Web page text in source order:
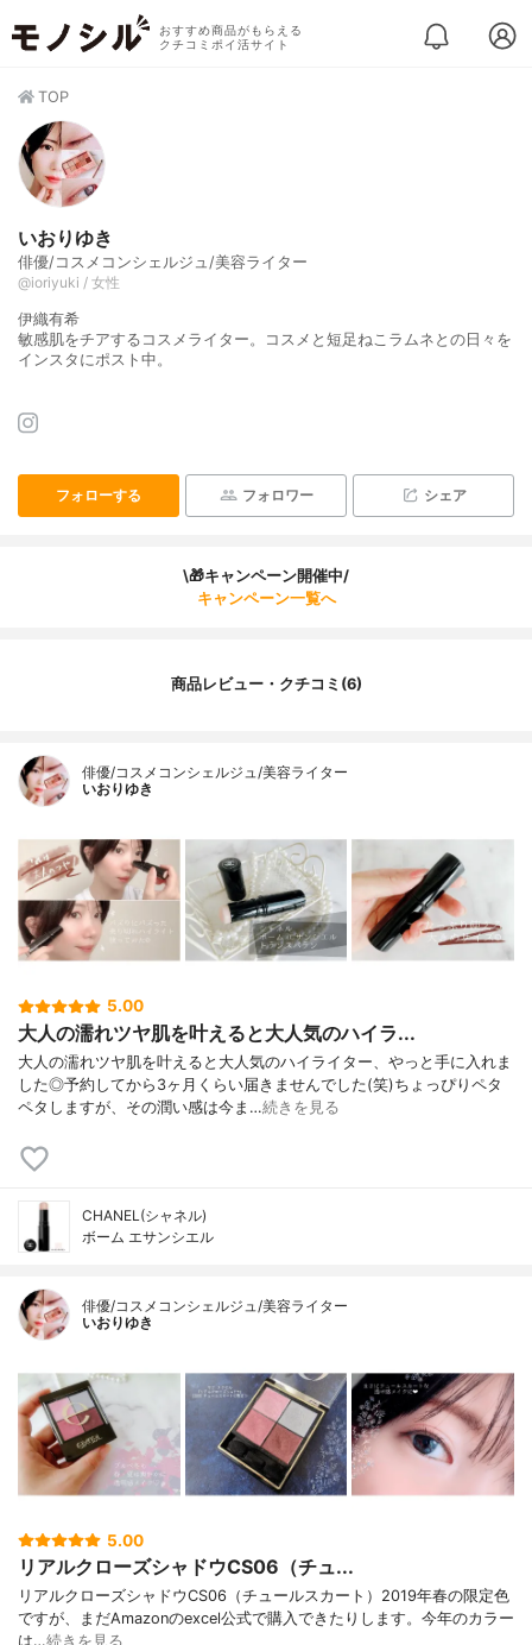
おすすめ商品がもらえる
クチコミポイ活サイト
TOP
いおりゆき
俳優/コスメコンシェルジュ/美容ライター
@ioriyuki / 女性
伊織有希
敏感肌をチアするコスメライター。コスメと短足ねこラムネとの日々を
インスタにポスト中。
フォローする フォロワー シェア
\🎁キャンペーン開催中/
キャンペーン一覧へ
商品レビュー・クチコミ(6)
俳優/コスメコンシェルジュ/美容ライター
いおりゆき
5.00
大人の濡れツヤ肌を叶えると大人気のハイラ...
大人の濡れツヤ肌を叶えると大人気のハイライター、やっと手に入れま
した◎予約してから3ヶ月くらい届きませんでした(笑)ちょっぴりペタ
ペタしますが、その潤い感は今ま…続きを見る
CHANEL(シャネル)
ボーム エサンシエル
俳優/コスメコンシェルジュ/美容ライター
いおりゆき
5.00
リアルクローズシャドウCS06（チュ...
リアルクローズシャドウCS06（チュールスカート）2019年春の限定色
ですが、まだAmazonのexcel公式で購入できたりします。今年のカラー
は…続きを見る